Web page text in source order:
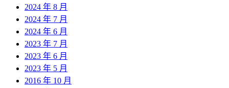
2024 年 8 月
2024 年 7 月
2024 年 6 月
2023 年 7 月
2023 年 6 月
2023 年 5 月
2016 年 10 月